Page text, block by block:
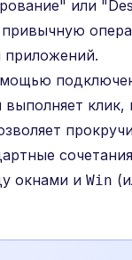
или
приложений.
выполняет клик,
окнами и Win